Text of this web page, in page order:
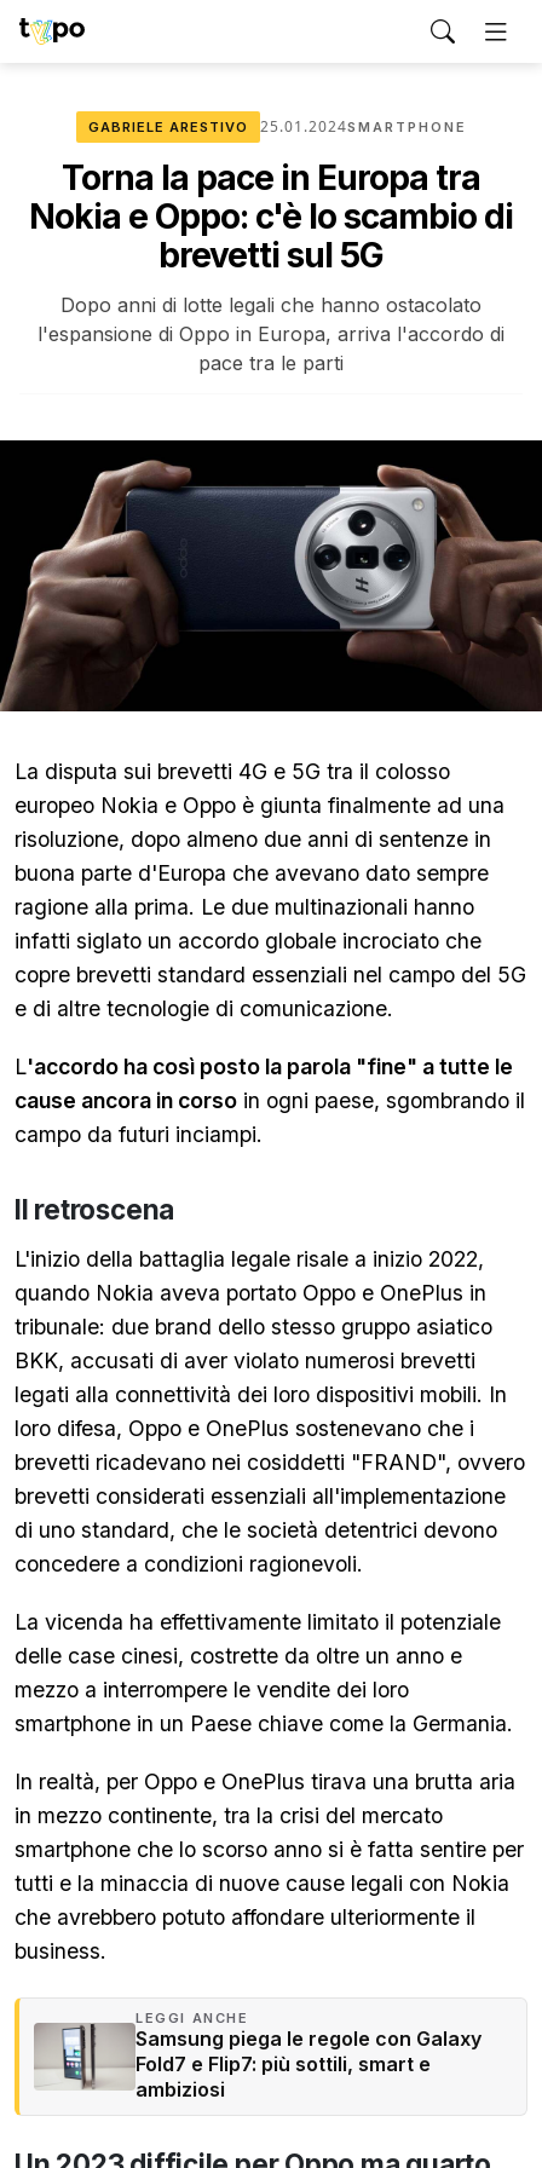
GABRIELE ARESTIVO 25.01.2024SMARTPHONE
Torna la pace in Europa tra
Nokia e Oppo: c'è lo scambio di
brevetti sul 5G
Dopo anni di lotte legali che hanno ostacolato
l'espansione di Oppo in Europa, arriva l'accordo di
pace tra le parti
La disputa sui brevetti 4G e 5G tra il colosso
europeo Nokia e Oppo è giunta finalmente ad una
risoluzione, dopo almeno due anni di sentenze in
buona parte d'Europa che avevano dato sempre
ragione alla prima. Le due multinazionali hanno
infatti siglato un accordo globale incrociato che
copre brevetti standard essenziali nel campo del 5G
e di altre tecnologie di comunicazione.
L'accordo ha così posto la parola "fine" a tutte le
cause ancora in corso in ogni paese, sgombrando il
campo da futuri inciampi.
Il retroscena
L'inizio della battaglia legale risale a inizio 2022,
quando Nokia aveva portato Oppo e OnePlus in
tribunale: due brand dello stesso gruppo asiatico
BKK, accusati di aver violato numerosi brevetti
legati alla connettività dei loro dispositivi mobili. In
loro difesa, Oppo e OnePlus sostenevano che i
brevetti ricadevano nei cosiddetti "FRAND", ovvero
brevetti considerati essenziali all'implementazione
di uno standard, che le società detentrici devono
concedere a condizioni ragionevoli.
La vicenda ha effettivamente limitato il potenziale
delle case cinesi, costrette da oltre un anno e
mezzo a interrompere le vendite dei loro
smartphone in un Paese chiave come la Germania.
In realtà, per Oppo e OnePlus tirava una brutta aria
in mezzo continente, tra la crisi del mercato
smartphone che lo scorso anno si è fatta sentire per
tutti e la minaccia di nuove cause legali con Nokia
che avrebbero potuto affondare ulteriormente il
business.
LEGGI ANCHE
Samsung piega le regole con Galaxy
Fold7 e Flip7: più sottili, smart e
ambiziosi